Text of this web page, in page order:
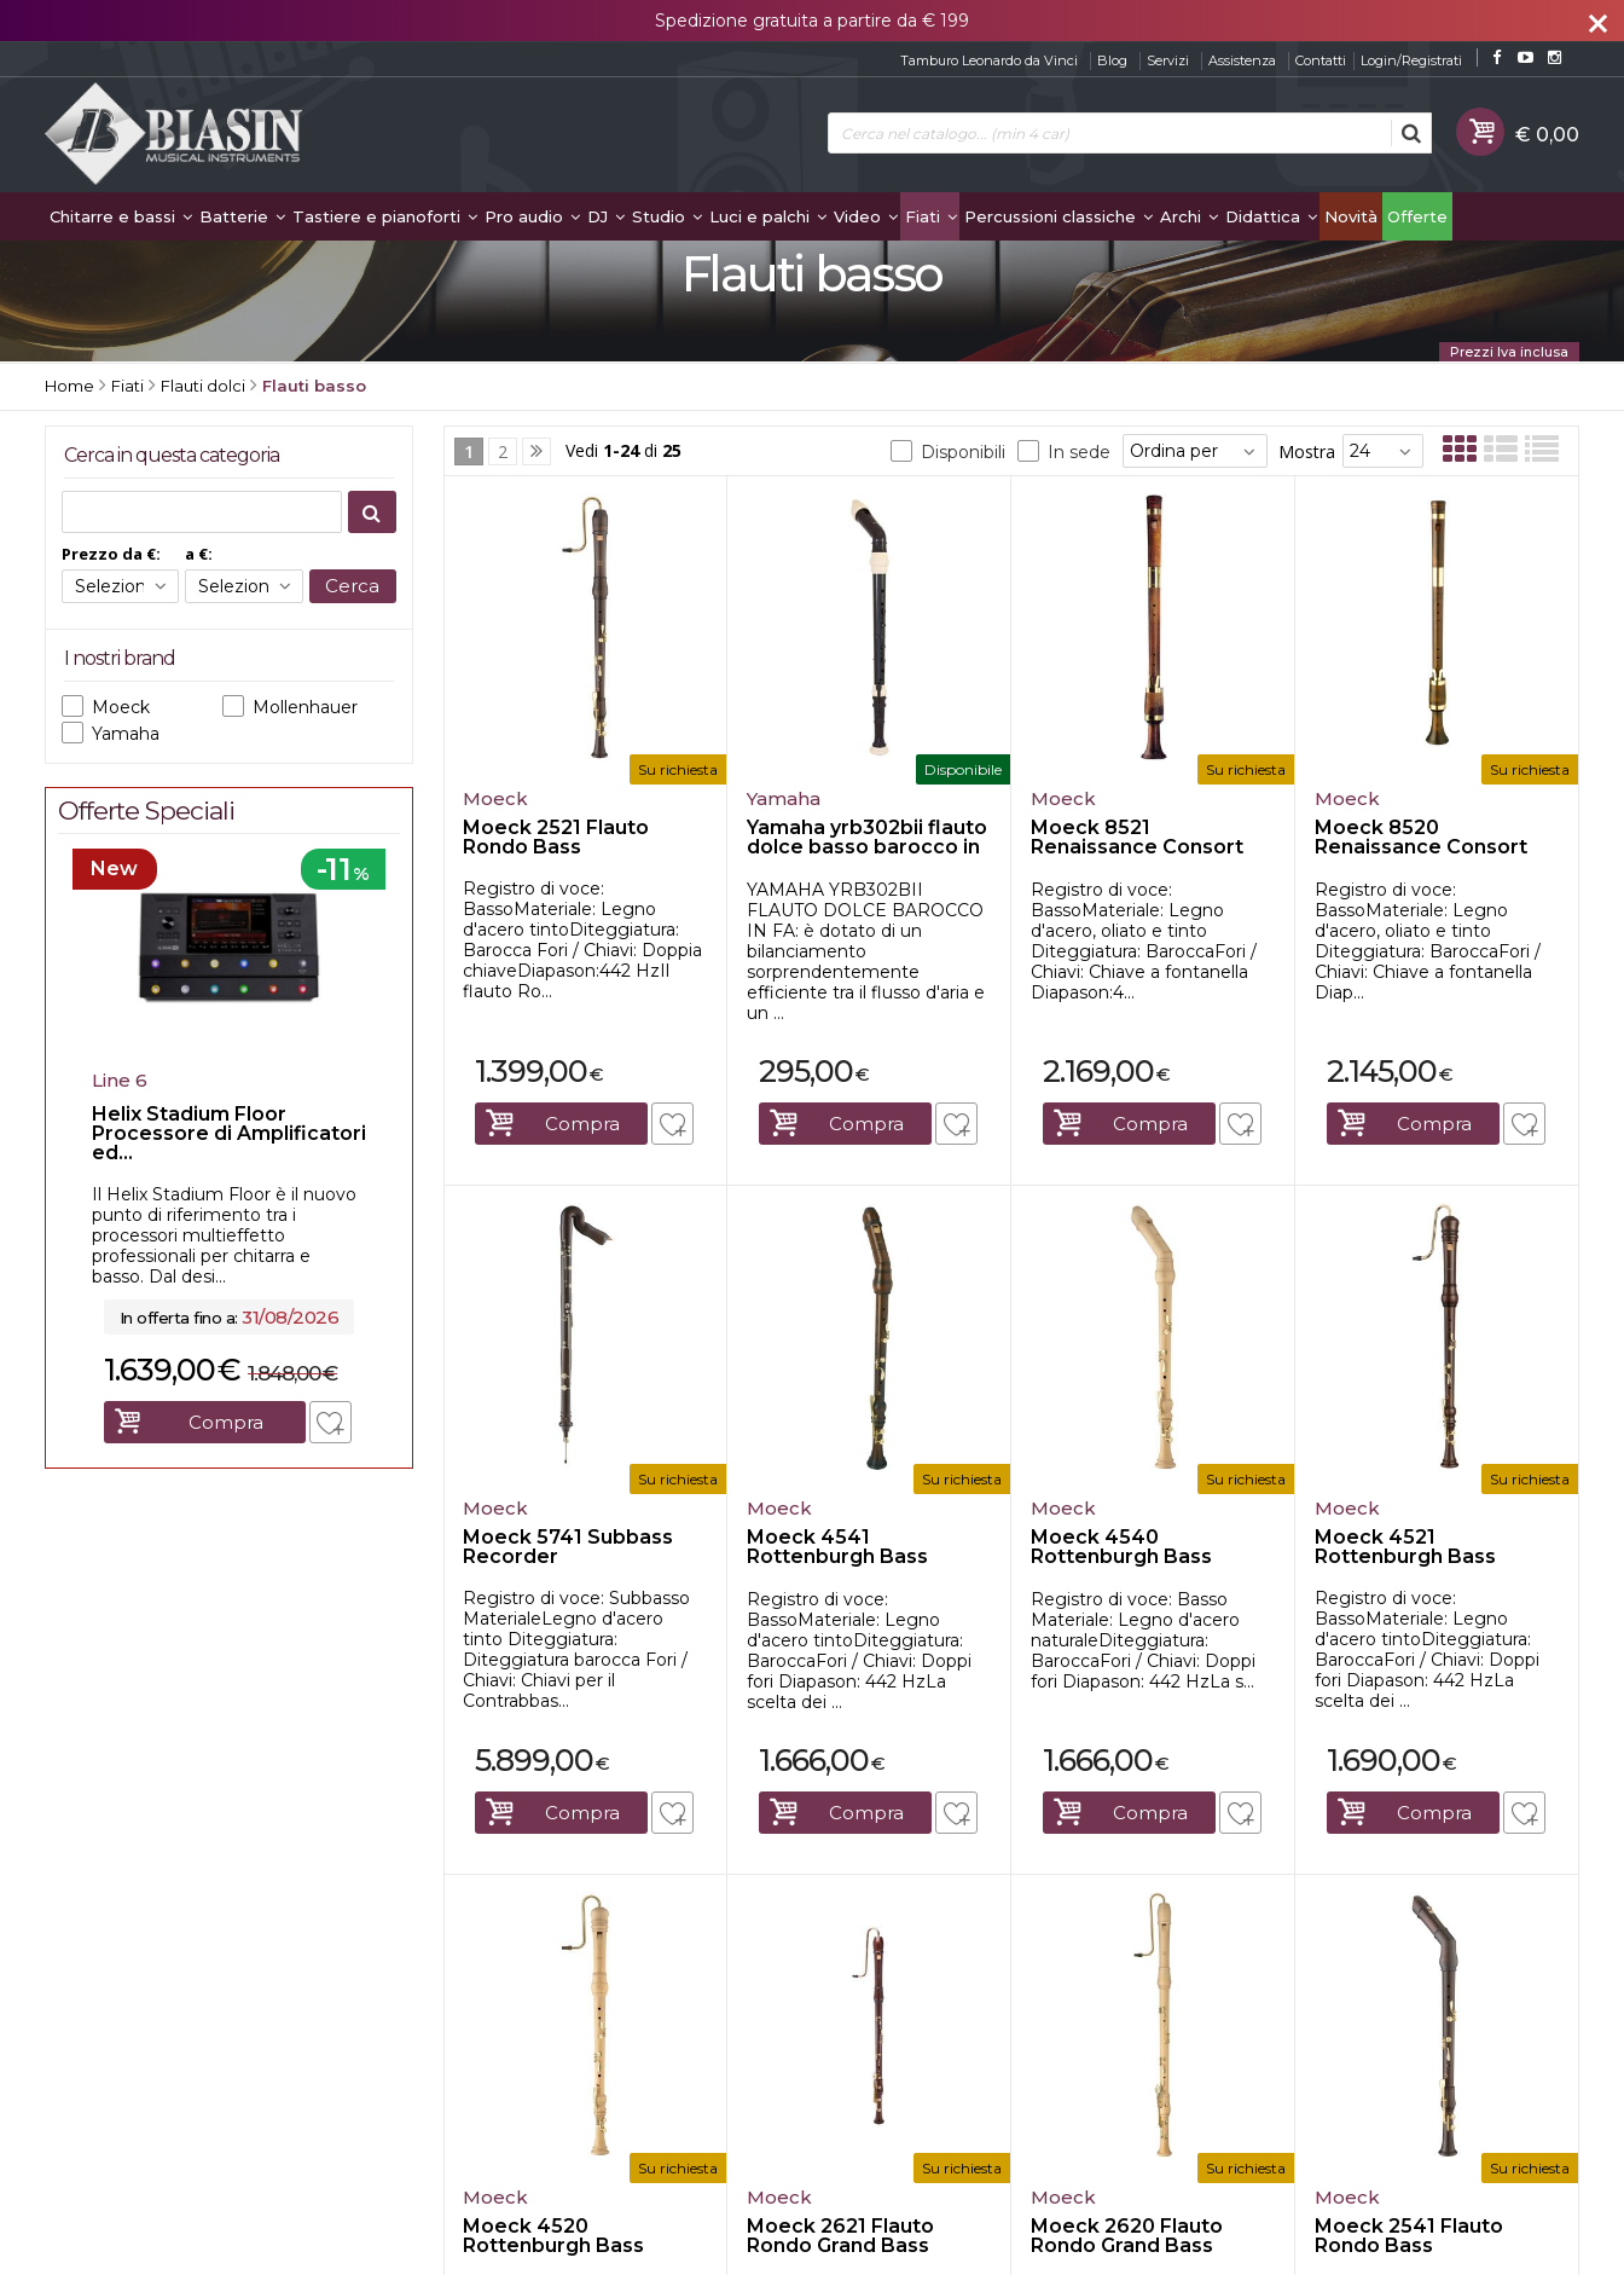
close
Spedizione gratuita a partire da € 199
Tamburo Leonardo da Vinci Blog Servizi Assistenza Contatti Login/Registrati
Chitarre e bassi Batterie Tastiere e pianoforti Pro audio DJ Studio Luci e palchi Video Fiati Percussioni classiche Archi Didattica Novità Offerte
Flauti basso
Prezzi Iva inclusa
Home Fiati Flauti dolci Flauti basso
1 2 Vedi 1-24di 25 Mostra
Disponibili In sede
Su richiesta
Moeck
Moeck 2521 Flauto
Rondo Bass
Registro di voce:
BassoMateriale: Legno
d'acero tintoDiteggiatura:
Barocca Fori / Chiavi: Doppia
chiaveDiapason:442 HzIl
flauto Ro...
€
1.399,00
Compra
Disponibile
Yamaha
Yamaha yrb302bii flauto
dolce basso barocco in
YAMAHA YRB302BII
FLAUTO DOLCE BAROCCO
IN FA: è dotato di un
bilanciamento
sorprendentemente
efficiente tra il flusso d'aria e
un ...
€
295,00
Compra
Su richiesta
Moeck
Moeck 8521
Renaissance Consort
Registro di voce:
BassoMateriale: Legno
d'acero, oliato e tinto
Diteggiatura: BaroccaFori /
Chiavi: Chiave a fontanella
Diapason:4...
€
2.169,00
Compra
Su richiesta
Moeck
Moeck 8520
Renaissance Consort
Registro di voce:
BassoMateriale: Legno
d'acero, oliato e tinto
Diteggiatura: BaroccaFori /
Chiavi: Chiave a fontanella
Diap...
€
2.145,00
Compra
Su richiesta
Moeck
Moeck 5741 Subbass
Recorder
Registro di voce: Subbasso
MaterialeLegno d'acero
tinto Diteggiatura:
Diteggiatura barocca Fori /
Chiavi: Chiavi per il
Contrabbas...
€
5.899,00
Compra
Su richiesta
Moeck
Moeck 4541
Rottenburgh Bass
Registro di voce:
BassoMateriale: Legno
d'acero tintoDiteggiatura:
BaroccaFori / Chiavi: Doppi
fori Diapason: 442 HzLa
scelta dei ...
€
1.666,00
Compra
Su richiesta
Moeck
Moeck 4540
Rottenburgh Bass
Registro di voce: Basso
Materiale: Legno d'acero
naturaleDiteggiatura:
BaroccaFori / Chiavi: Doppi
fori Diapason: 442 HzLa s...
€
1.666,00
Compra
Su richiesta
Moeck
Moeck 4521
Rottenburgh Bass
Registro di voce:
BassoMateriale: Legno
d'acero tintoDiteggiatura:
BaroccaFori / Chiavi: Doppi
fori Diapason: 442 HzLa
scelta dei ...
€
1.690,00
Compra
Su richiesta
Moeck
Moeck 4520
Rottenburgh Bass
Su richiesta
Moeck
Moeck 2621 Flauto
Rondo Grand Bass
Su richiesta
Moeck
Moeck 2620 Flauto
Rondo Grand Bass
Su richiesta
Moeck
Moeck 2541 Flauto
Rondo Bass
Cerca in questa categoria
Prezzo da €: a €:
Cerca
I nostri brand
Moeck
Mollenhauer
Yamaha
Offerte Speciali
-11 %
New
Line 6
Helix Stadium Floor
Processore di Amplificatori
ed...
Il Helix Stadium Floor è il nuovo
punto di riferimento tra i
processori multieffetto
professionali per chitarra e
basso. Dal desi...
In offerta fino a:31/08/2026
€
1.639,00 €
1.848,00
Compra